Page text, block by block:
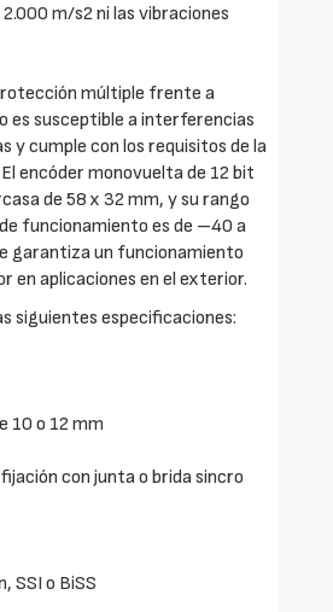
m/s2 ni las vibraciones
múltiple frente a
es susceptible a interferencias
y cumple con los requisitos de la
encóder monovuelta de 12 bit
de 58 x 32 mm, y su rango
funcionamiento es de –40 a
garantiza un funcionamiento
en aplicaciones en el exterior.
siguientes especificaciones:
10 o 12 mm
con junta o brida sincro
SSI o BiSS